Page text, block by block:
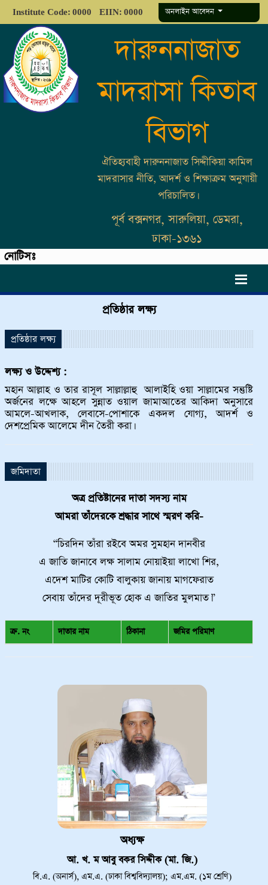
Institute Code: 0000 EIIN: 0000 অনলাইন আবেদন
দারুননাজাত
মাদরাসা কিতাব
বিভাগ
ঐতিহ্যবাহী দারুননাজাত সিদ্দীকিয়া কামিল
মাদরাসার নীতি, আদর্শ ও শিক্ষাক্রম অনুযায়ী
পরিচালিত।
পূর্ব বক্সনগর, সারুলিয়া, ডেমরা,
ঢাকা-১৩৬১
নোটিসঃ
প্রতিষ্ঠার লক্ষ্য
প্রতিষ্ঠার লক্ষ্য
লক্ষ্য ও উদ্দেশ্য :
মহান আল্লাহ ও তার রাসূল সাল্লাল্লাহু আলাইহি ওয়া সাল্লামের সন্তুষ্টি
অর্জনের লক্ষে আহলে সুন্নাত ওয়াল জামাআতের আকিদা অনুসারে
আমলে-আখলাক, লেবাসে-পোশাকে একদল যোগ্য, আদর্শ ও
দেশপ্রেমিক আলেমে দীন তৈরী করা।
জমিদাতা
অত্র প্রতিষ্টানের দাতা সদস্য নাম
আমরা তাঁদেরকে শ্রদ্ধার সাথে স্মরণ করি-
“চিরদিন তাঁরা রইবে অমর সুমহান দানবীর
এ জাতি জানাবে লক্ষ সালাম নোয়াইয়া লাখো শির,
এদেশ মাটির কোটি বালুকায় জানায় মাগফেরাত
সেবায় তাঁদের দূরীভূত হোক এ জাতির মুলমাত।”
ক্র. নং দাতার নাম ঠিকানা জমির পরিমাণ
অধ্যক্ষ
আ. খ. ম আবু বকর সিদ্দীক (মা. জি.)
বি.এ. (অনার্স), এম.এ. (ঢাকা বিশ্ববিদ্যালয়); এম.এম. (১ম শ্রেণি)